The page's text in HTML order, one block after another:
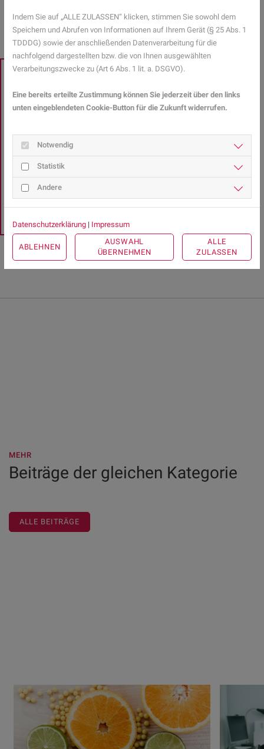
ZURÜCK ZUR ÜBERSICHT
Sie haben Fragen zu
beraten Sie gerne.
Hier gelangen Sie zur Expertensuche.
MEHR
Beiträge der gleichen Kategorie
ALLE BEITRÄGE
Indem Sie auf „ALLE ZULASSEN“ klicken, stimmen Sie sowohl dem
Speichern und Abrufen von Informationen auf Ihrem Gerät (§ 25 Abs. 1
TDDDG) sowie der anschließenden Datenverarbeitung für die
nachfolgend dargestellten bzw. die von Ihnen ausgewählten
Verarbeitungszwecke zu (Art 6 Abs. 1 lit. a. DSGVO).
Eine bereits erteilte Zustimmung können Sie jederzeit über den links
unten eingeblendeten Cookie-Button für die Zukunft widerrufen.
Notwendig
Statistik
Andere
Datenschutzerklärung | Impressum
ABLEHNEN
AUSWAHL
ÜBERNEHMEN
ALLE
ZULASSEN